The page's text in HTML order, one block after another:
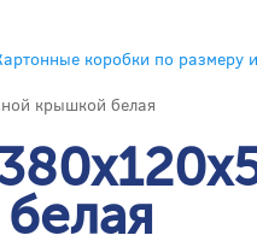
коробки по размеру
крышкой белая